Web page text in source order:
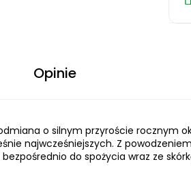
Opinie
o silnym przyroście rocznym
najwcześniejszych. Z
do spożycia wraz ze